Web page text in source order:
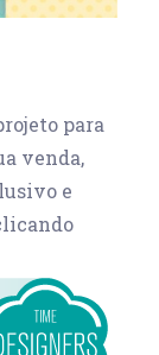
para
venda,
e